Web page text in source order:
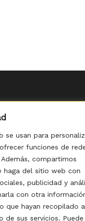
se usan para
funciones de
compartimos
haga del sitio web con
publicidad y
con otra
que hayan recopilado a
de sus servicios. Puede
Política de Privacidad